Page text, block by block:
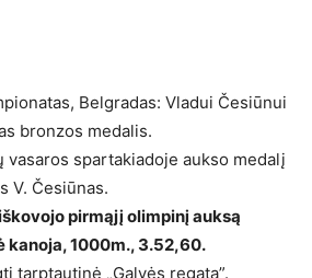
Belgradas: Vladui Česiūnui
bronzos medalis.
vasaros spartakiadoje aukso medalį
V. Česiūnas.
pirmąjį olimpinį auksą
kanoja, 1000m., 3.52,60.
tarptautinė „Galvės regata”.